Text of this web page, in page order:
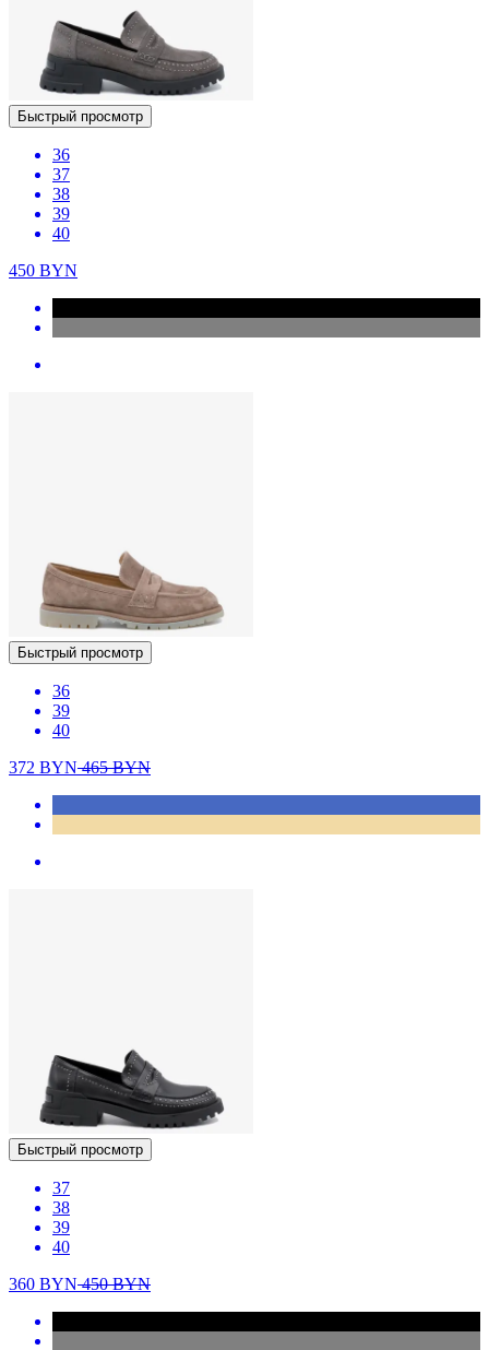
Быстрый просмотр
36
37
38
39
40
450 BYN
Быстрый просмотр
36
39
40
372 BYN465BYN
Быстрый просмотр
37
38
39
40
360 BYN450BYN